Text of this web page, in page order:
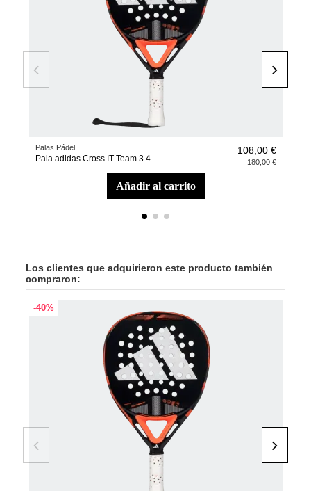
Palas Pádel
Pala adidas Cross IT Team 3.4
108,00 €
180,00 €
añadir al carrito
Los clientes que adquirieron este producto también
compraron:
-40%